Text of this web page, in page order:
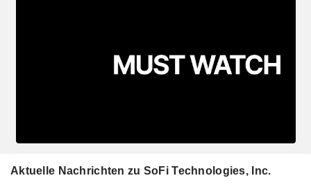
Aktuelle Nachrichten zu SoFi Technologies, Inc.